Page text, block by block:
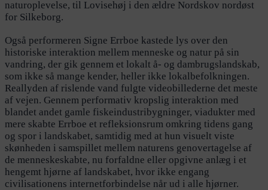
naturoplevelse, til Lovisehøj i den ældre Nordskov nordøst
for Silkeborg.
Også performeren Signe Errboe kastede lys over den
historiske interaktion mellem menneske og natur på sin
vandring, der gik gennem et lokalt å- og dambrugslandskab,
som ikke så mange kender, heller ikke lokalbefolkningen.
Reallyden af rislende vand fulgte videobillederne det meste
af vejen. Gennem performativ kropslig interaktion med
blandet andet gamle fiskeindustribygninger, viadukter med
mere skabte Errboe et refleksionsrum omkring tidens gang
og spor i landskabet, samtidig med at hun visuelt viste
skønheden i samspillet mellem naturens genovertagelse af
de menneskeskabte, nu forfaldne eller opgivne anlæg i et
hengemt hjørne af landskabet, hvor ikke engang
civilisationens internetforbindelse når ud i alle hjørner.